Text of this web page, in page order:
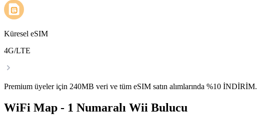
Küresel eSIM
4G/LTE
Premium üyeler için 240MB veri ve tüm eSIM satın alımlarında %10 İNDİRİM.
WiFi Map - 1 Numaralı Wii Bulucu